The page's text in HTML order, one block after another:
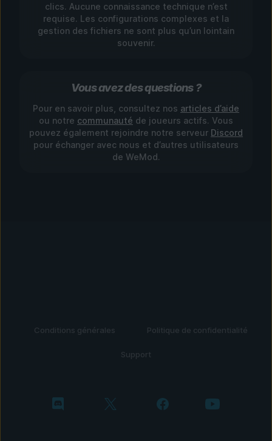
clics. Aucune connaissance technique n’est
requise. Les configurations complexes et la
gestion des fichiers ne sont plus qu’un lointain
souvenir.
Vous avez des questions ?
Pour en savoir plus, consultez nos articles d’aide
ou notre communauté de joueurs actifs. Vous
pouvez également rejoindre notre serveur Discord
pour échanger avec nous et d’autres utilisateurs
de WeMod.
Conditions générales Politique de confidentialité
Support